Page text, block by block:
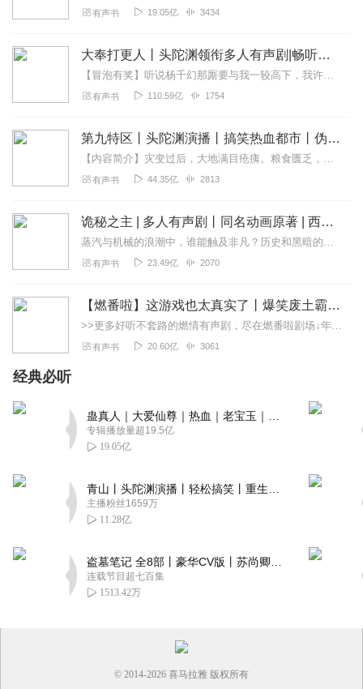
有声书 19.05亿 3434
大奉打更人丨头陀渊领衔多人有声剧|畅听全集|王鹤棣、田曦薇主演影视剧原著|卖报小郎君
【冒泡有奖】听说杨千幻那厮要与我一较高下，我许七安要开始装叉了！快进入声音播放页戳下方输入框，冒个泡偷偷告诉我，我要用哪些诗词才能胜过他？说得好的，有赏！202...
有声书 110.59亿 1754
第九特区丨头陀渊演播丨搞笑热血都市丨伪戒丨VIP免费多人有声剧
【内容简介】灾变过后，大地满目疮痍。粮食匮乏，资源紧俏，局势混乱……一位从待规划区杀出来的青年，背对着漫天黄沙，孤身来到九区谋生，却不曾想偶然结识三五好友，一念...
有声书 44.35亿 2813
诡秘之主 | 多人有声剧丨同名动画原著 | 西幻克苏鲁 | 乌贼作品
蒸汽与机械的浪潮中，谁能触及非凡？历史和黑暗的迷雾里，又是谁在耳语？我从诡秘中醒来，睁眼看见这个世界：枪械，大炮，巨舰，飞空艇，差分机；魔药，占卜，诅咒，倒吊人...
有声书 23.49亿 2070
【燃番啦】这游戏也太真实了丨爆笑废土霸榜神作丨紫襟剧社制作
>>更多好听不套路的燃情有声剧，尽在燃番啦剧场↓年度重磅推荐本专辑为VIP免费专辑每天上午10点5集更新，订阅可以听到最新内容哦！每周抽一个专辑五星优质评论送...
有声书 20.60亿 3061
经典必听
专辑播放量超19.5亿
19.05亿
主播粉丝1659万
11.28亿
连载节目超七百集
1513.42万
© 2014-2026 喜马拉雅 版权所有